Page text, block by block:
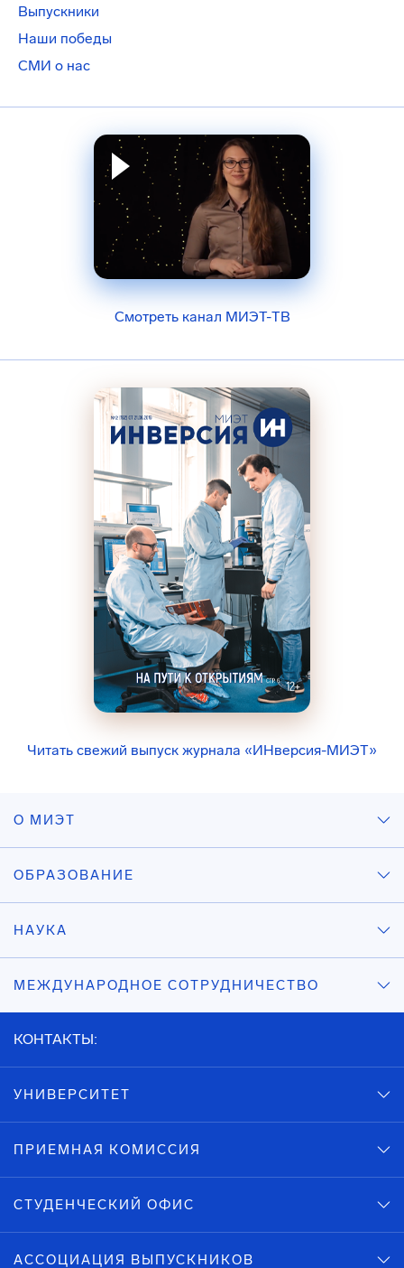
Выпускники
Наши победы
СМИ о нас
Смотреть канал МИЭТ-ТВ
Читать свежий выпуск журнала «ИНверсия-МИЭТ»
О МИЭТ
ОБРАЗОВАНИЕ
НАУКА
МЕЖДУНАРОДНОЕ СОТРУДНИЧЕСТВО
КОНТАКТЫ:
УНИВЕРСИТЕТ
ПРИЕМНАЯ КОМИССИЯ
СТУДЕНЧЕСКИЙ ОФИС
АССОЦИАЦИЯ ВЫПУСКНИКОВ